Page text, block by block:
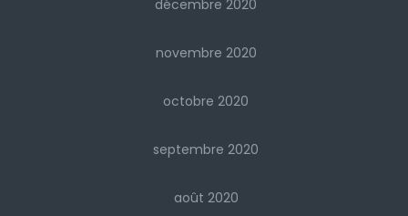
décembre 2020
novembre 2020
octobre 2020
septembre 2020
août 2020